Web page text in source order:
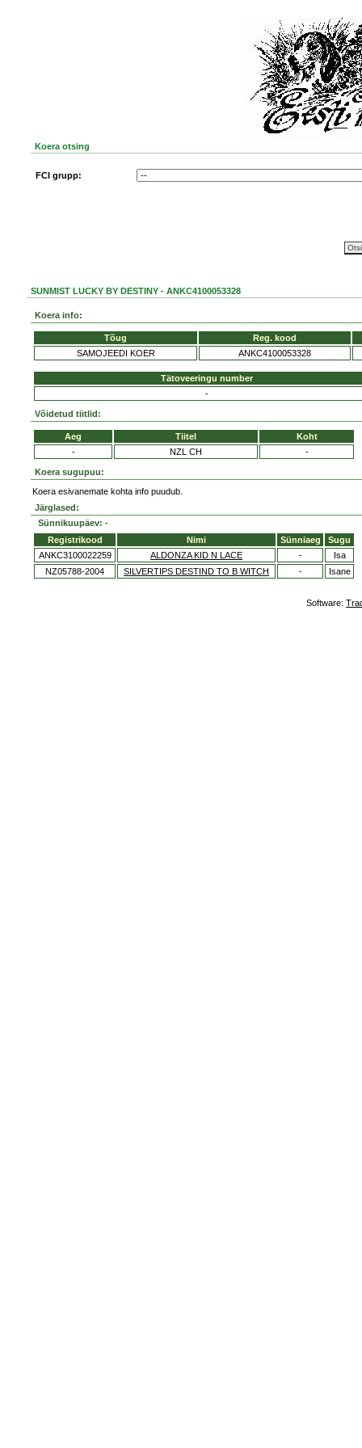
Koera otsing
FCI grupp:
SUNMIST LUCKY BY DESTINY - ANKC4100053328
Koera info:
Tõug
Reg. kood
SAMOJEEDI KOER
ANKC4100053328
Tätoveeringu number
-
Võidetud tiitlid:
Aeg Tiitel
Koht
-
NZL CH -
Koera sugupuu:
Koera esivanemate kohta info puudub.
Järglased:
Sünnikuupäev: -
Registrikood
Nimi Sünniaeg
Sugu
ANKC3100022259
ALDONZA KID N LACE -
Isa
NZ05788-2004
SILVERTIPS DESTIND TO B WITCH - Isane
Software: